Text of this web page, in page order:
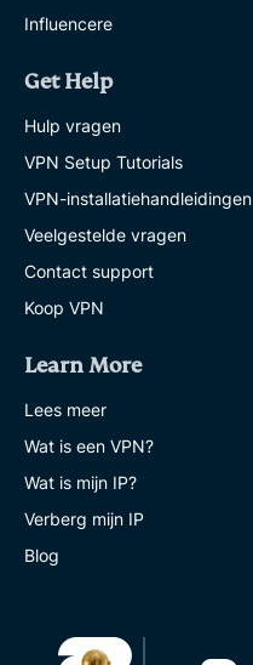
Influencere
Get Help
Hulp vragen
VPN Setup Tutorials
VPN-installatiehandleidingen
Veelgestelde vragen
Contact support
Koop VPN
Learn More
Lees meer
Wat is een VPN?
Wat is mijn IP?
Verberg mijn IP
Blog